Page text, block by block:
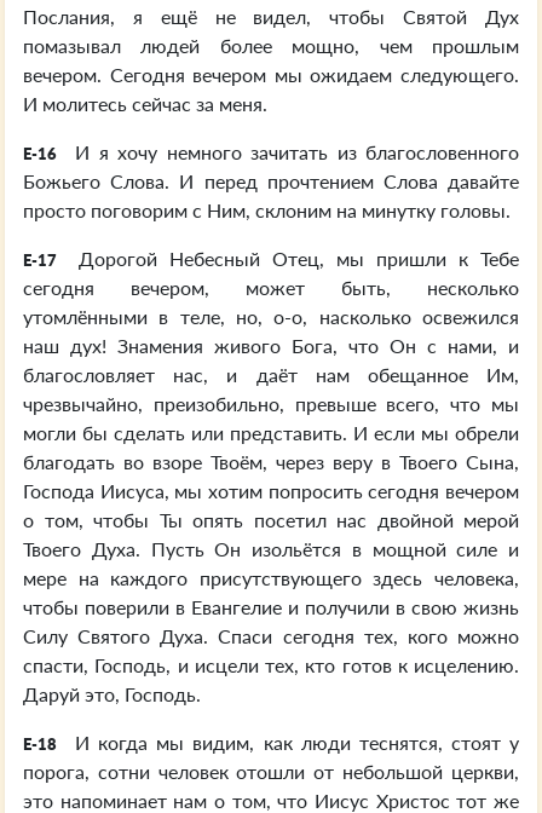
Послания, я ещё не видел, чтобы Святой Дух
помазывал людей более мощно, чем прошлым
вечером. Сегодня вечером мы ожидаем следующего.
И молитесь сейчас за меня.
E-16
И я хочу немного зачитать из благословенного
Божьего Слова. И перед прочтением Слова давайте
просто поговорим с Ним, склоним на минутку головы.
E-17
Дорогой Небесный Отец, мы пришли к Тебе
сегодня вечером, может быть, несколько
утомлёнными в теле, но, о-о, насколько освежился
наш дух! Знамения живого Бога, что Он с нами, и
благословляет нас, и даёт нам обещанное Им,
чрезвычайно, преизобильно, превыше всего, что мы
могли бы сделать или представить. И если мы обрели
благодать во взоре Твоём, через веру в Твоего Сына,
Господа Иисуса, мы хотим попросить сегодня вечером
о том, чтобы Ты опять посетил нас двойной мерой
Твоего Духа. Пусть Он изольётся в мощной силе и
мере на каждого присутствующего здесь человека,
чтобы поверили в Евангелие и получили в свою жизнь
Силу Святого Духа. Спаси сегодня тех, кого можно
спасти, Господь, и исцели тех, кто готов к исцелению.
Даруй это, Господь.
E-18
И когда мы видим, как люди теснятся, стоят у
порога, сотни человек отошли от небольшой церкви,
это напоминает нам о том, что Иисус Христос тот же